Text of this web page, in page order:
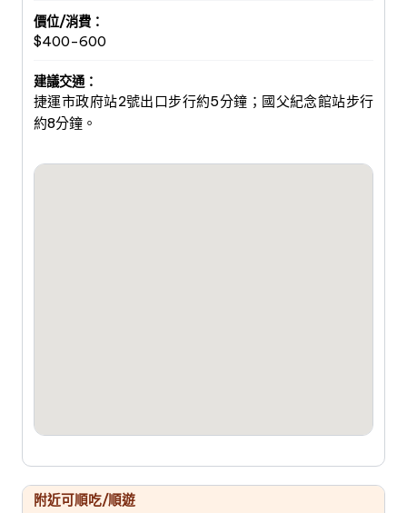
價位/消費：
$400-600
建議交通：
捷運市政府站2號出口步行約5分鐘；國父紀念館站步行
約8分鐘。
附近可順吃/順遊